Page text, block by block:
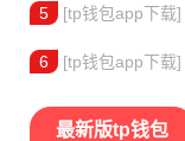
5 [tp钱包app下载]
6 [tp钱包app下载]
最新版tp钱包